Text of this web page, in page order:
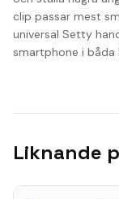
clip passar mest
universal Setty
smartphone i
Liknande